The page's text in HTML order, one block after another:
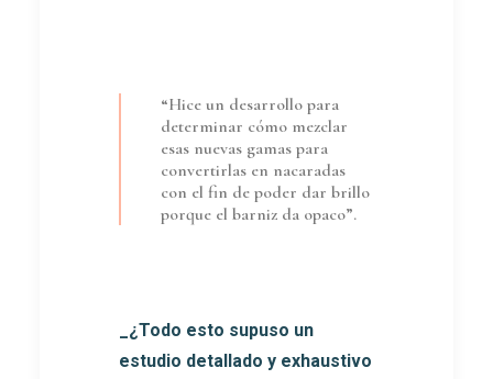
“Hice un desarrollo para
determinar cómo mezclar
esas nuevas gamas para
convertirlas en nacaradas
con el fin de poder dar brillo
porque el barniz da opaco”.
_¿Todo esto supuso un
estudio detallado y exhaustivo